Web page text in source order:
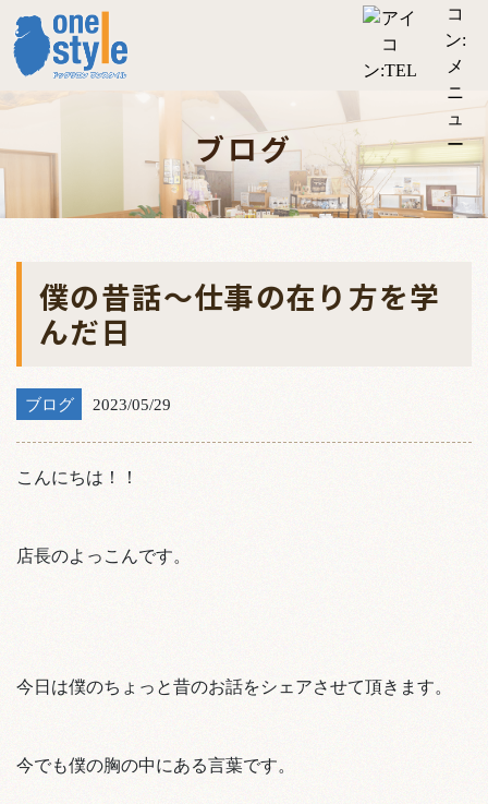
ブログ
僕の昔話～仕事の在り方を学
んだ日
ブログ 2023/05/29
こんにちは！！
店長のよっこんです。
今日は僕のちょっと昔のお話をシェアさせて頂きます。
今でも僕の胸の中にある言葉です。